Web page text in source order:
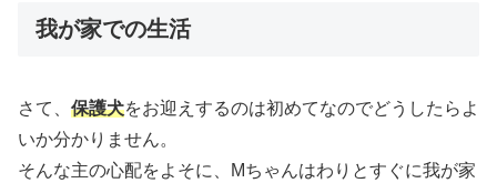
我が家での生活
さて、 保護犬をお迎えするのは初めてなのでどうしたらよ
いか分かりません。
そんな主の心配をよそに、Mちゃんはわりとすぐに我が家